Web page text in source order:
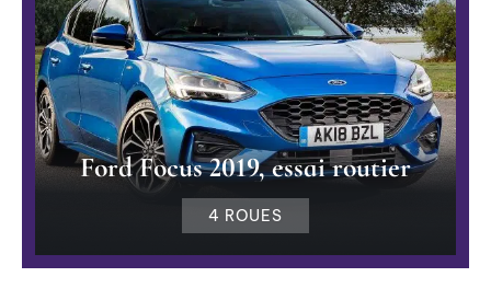
Ford Focus 2019, essai routier
4 ROUES